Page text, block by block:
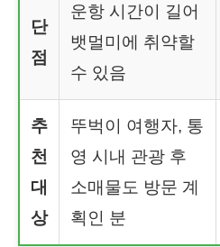
단
점
운항 시간이 길어
뱃멀미에 취약할
수 있음
추
천
대
상
뚜벅이 여행자, 통
영 시내 관광 후
소매물도 방문 계
획인 분